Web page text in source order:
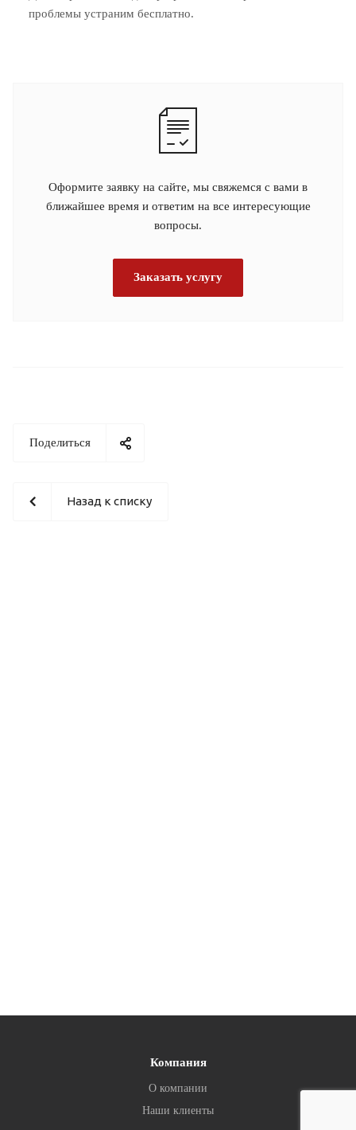
проблемы устраним бесплатно.
Оформите заявку на сайте, мы свяжемся с вами в
ближайшее время и ответим на все интересующие
вопросы.
Заказать услугу
Поделиться
Назад к списку
Компания
О компании
Наши клиенты